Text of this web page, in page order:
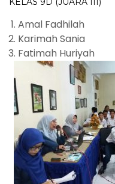
Amal Fadhilah
Karimah Sania
Fatimah Huriyah